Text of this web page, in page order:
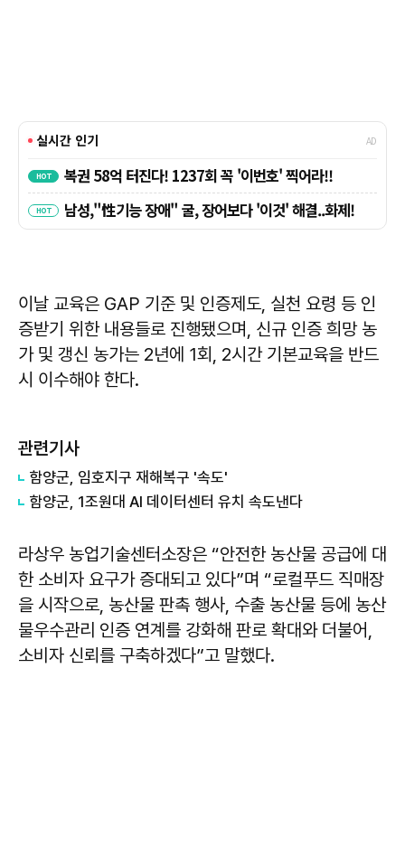
이날 교육은 GAP 기준 및 인증제도, 실천 요령 등 인
증받기 위한 내용들로 진행됐으며, 신규 인증 희망 농
가 및 갱신 농가는 2년에 1회, 2시간 기본교육을 반드
시 이수해야 한다.
관련기사
함양군, 임호지구 재해복구 '속도'
함양군, 1조원대 AI 데이터센터 유치 속도낸다
라상우 농업기술센터소장은 “안전한 농산물 공급에 대
한 소비자 요구가 증대되고 있다”며 “로컬푸드 직매장
을 시작으로, 농산물 판촉 행사, 수출 농산물 등에 농산
물우수관리 인증 연계를 강화해 판로 확대와 더불어,
소비자 신뢰를 구축하겠다”고 말했다.